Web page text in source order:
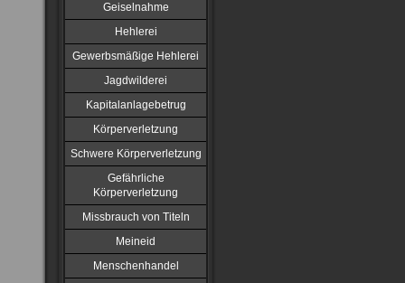
Geiselnahme
Hehlerei
Gewerbsmäßige Hehlerei
Jagdwilderei
Kapitalanlagebetrug
Körperverletzung
Schwere Körperverletzung
Gefährliche
Körperverletzung
Missbrauch von Titeln
Meineid
Menschenhandel